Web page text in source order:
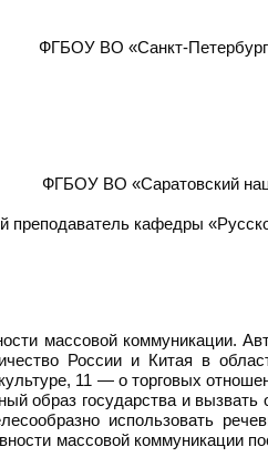
ФГБОУ ВО «Санкт-
ФГБОУ ВО «Саратовский
преподаватель кафедры
массовой коммуникации.
России и Китая в
11 — о торговых
образ государства и
использовать
массовой коммуникации